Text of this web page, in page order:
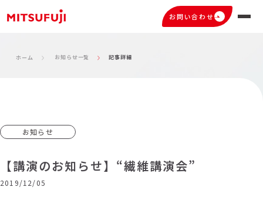
お問い合わせ
ホーム お知らせ一覧 記事詳細
お知らせ
【講演のお知らせ】“繊維講演会”
2019/12/05